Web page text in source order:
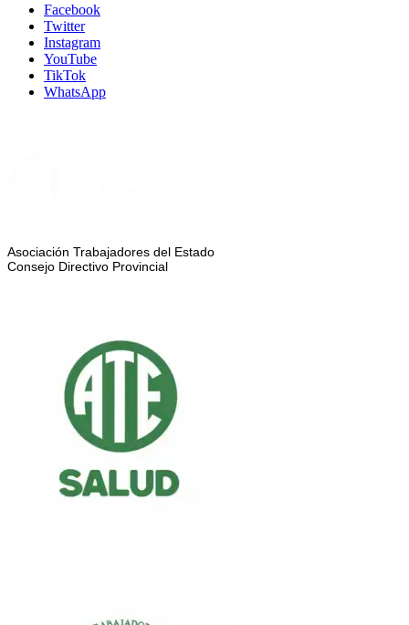
Facebook
Twitter
Instagram
YouTube
TikTok
WhatsApp
Asociación Trabajadores del Estado
Consejo Directivo Provincial